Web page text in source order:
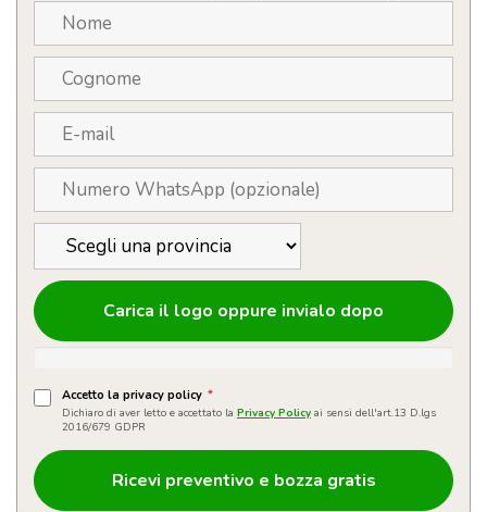
Carica il logo oppure invialo dopo
Accetto la privacy policy *
Dichiaro di aver letto e accettato la Privacy Policy ai sensi dell'art.13 D.lgs
2016/679 GDPR